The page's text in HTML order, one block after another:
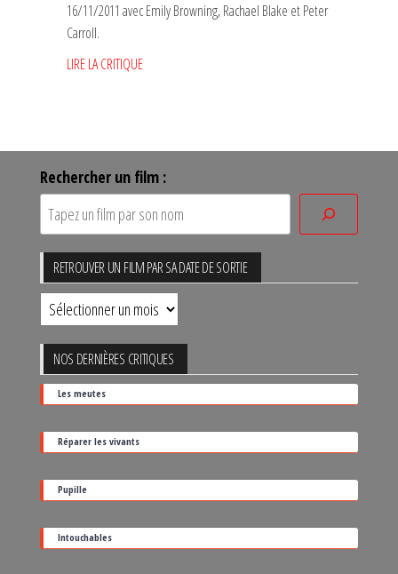
16/11/2011 avec Emily Browning, Rachael Blake et Peter
Carroll.
LIRE LA CRITIQUE
Rechercher un film :
RETROUVER UN FILM PAR SA DATE DE SORTIE
Retrouver
un
film
par
sa
date
de
sortie
NOS DERNIÈRES CRITIQUES
Les meutes
Réparer les vivants
Pupille
Intouchables